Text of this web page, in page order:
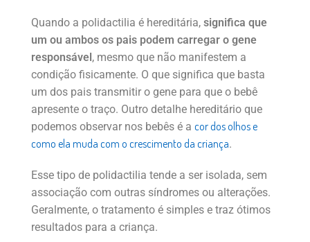
Quando a polidactilia é hereditária, significa que
um ou ambos os pais podem carregar o gene
responsável, mesmo que não manifestem a
condição fisicamente. O que significa que basta
um dos pais transmitir o gene para que o bebê
apresente o traço. Outro detalhe hereditário que
podemos observar nos bebês é a cor dos olhos e
como ela muda com o crescimento da criança.
Esse tipo de polidactilia tende a ser isolada, sem
associação com outras síndromes ou alterações.
Geralmente, o tratamento é simples e traz ótimos
resultados para a criança.